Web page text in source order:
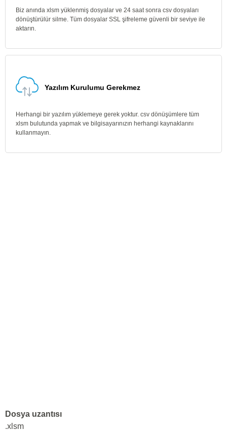
Biz anında xlsm yüklenmiş dosyalar ve 24 saat sonra csv dosyaları
dönüştürülür silme. Tüm dosyalar SSL şifreleme güvenli bir seviye ile
aktarın.
Yazılım Kurulumu Gerekmez
Herhangi bir yazılım yüklemeye gerek yoktur. csv dönüşümlere tüm
xlsm bulutunda yapmak ve bilgisayarınızın herhangi kaynaklarını
kullanmayın.
Dosya uzantısı
.xlsm